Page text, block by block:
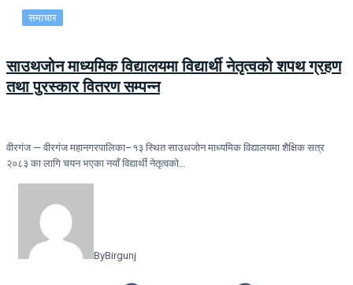
समाचार
साउथजोन माध्यमिक विद्यालयमा विद्यार्थी नेतृत्वको शपथ ग्रहण
तथा पुरस्कार वितरण सम्पन्न
वीरगंज — वीरगंज महानगरपालिका–१३ स्थित साउथजोन माध्यमिक विद्यालयमा शैक्षिक सत्र
२०८३ का लागि चयन भएका नयाँ विद्यार्थी नेतृत्वको…
ByBirgunj